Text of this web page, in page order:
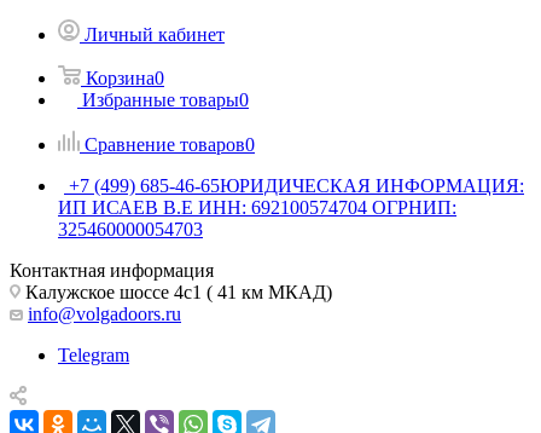
Личный кабинет
Корзина0
Избранные товары0
Сравнение товаров0
+7 (499) 685-46-65ЮРИДИЧЕСКАЯ ИНФОРМАЦИЯ:
ИП ИСАЕВ В.Е ИНН: 692100574704 ОГРНИП:
325460000054703
Контактная информация
Калужское шоссе 4с1 ( 41 км МКАД)
info@volgadoors.ru
Telegram